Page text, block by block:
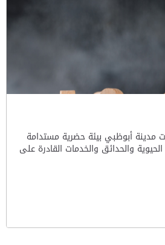
مدينة أبوظبي بيئة حضرية مستدامة
والحدائق والخدمات القادرة على